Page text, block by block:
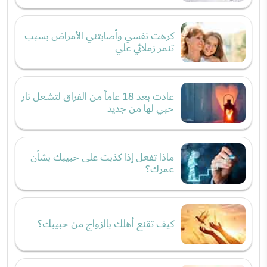
كرهت نفسي وأصابتني الأمراض بسبب
تنمر زملائي علي
عادت بعد 18 عاماً من الفراق لتشعل نار
حبي لها من جديد
ماذا تفعل إذا كذبت على حبيبك بشأن
عمرك؟
كيف تقنع أهلك بالزواج من حبيبك؟